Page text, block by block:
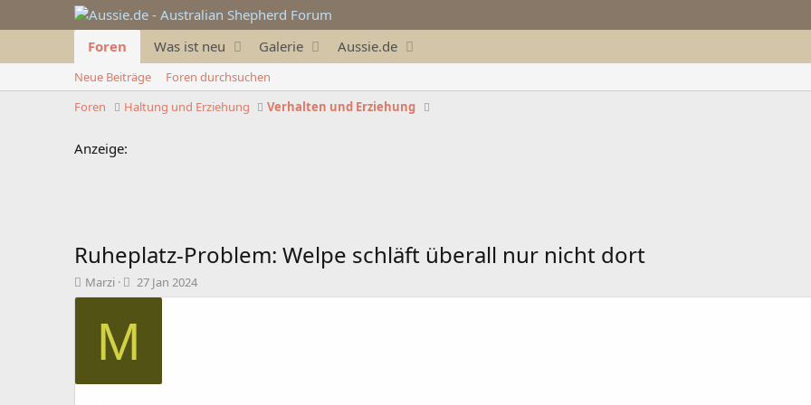
Foren Was ist neu Galerie Aussie.de
Neue Beiträge
Foren durchsuchen
Foren
Haltung und Erziehung Verhalten und Erziehung
Anzeige:
Ruheplatz-Problem: Welpe schläft überall nur nicht dort
T
h
Marzi
B
e
n
27 Jan 2024
M